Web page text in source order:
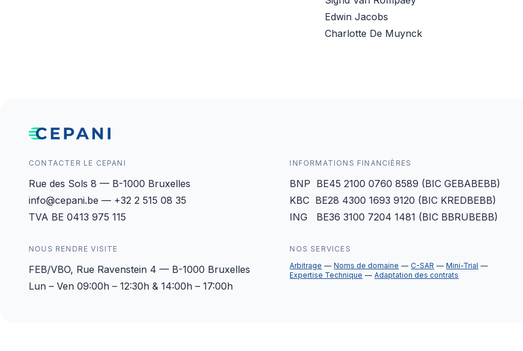
Edwin Jacobs
Charlotte De Muynck
CONTACTER LE CEPANI
Rue des Sols 8 — B-1000 Bruxelles
info@cepani.be — +32 2 515 08 35
TVA BE 0413 975 115
INFORMATIONS FINANCIÈRES
BNP BE45 2100 0760 8589 (BIC GEBABEBB)
KBC BE28 4300 1693 9120 (BIC KREDBEBB)
ING BE36 3100 7204 1481 (BIC BBRUBEBB)
NOUS RENDRE VISITE
FEB/VBO, Rue Ravenstein 4 — B-1000 Bruxelles
Lun – Ven 09:00h – 12:30h & 14:00h – 17:00h
NOS SERVICES
Arbitrage
Noms de domaine C-SAR
Mini-Trial
Expertise Technique
Adaptation des contrats